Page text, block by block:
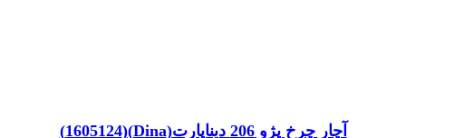
آچار چرخ پژو 206 دیناپارت(Dina)(1605124)